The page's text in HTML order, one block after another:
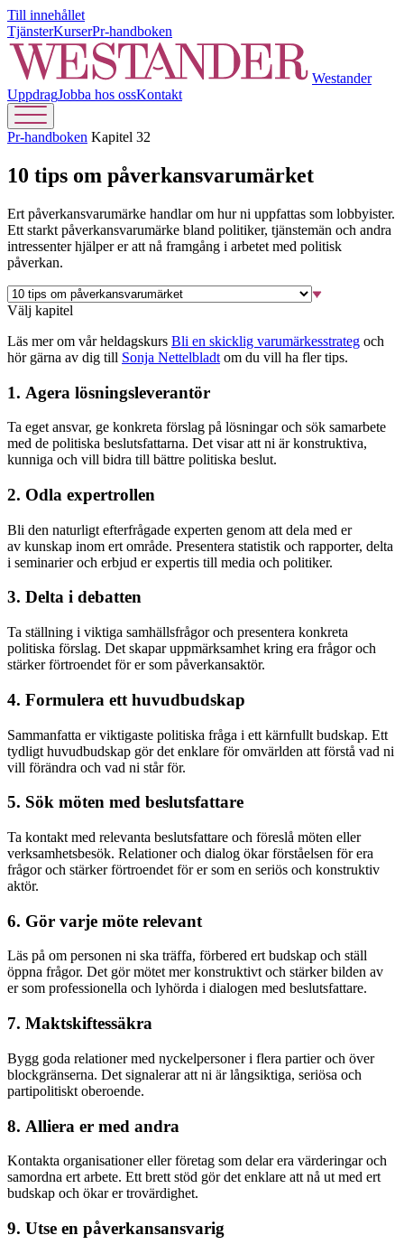
Till innehållet
TjänsterKurserPr-handboken
Westander
UppdragJobba hos ossKontakt
Pr-handboken Kapitel 32
10 tips om påverkansvarumärket
Ert påverkansvarumärke handlar om hur ni uppfattas som lobbyister.
Ett starkt påverkansvarumärke bland politiker, tjänstemän och andra
intressenter hjälper er att nå framgång i arbetet med politisk
påverkan.
Välj kapitel
Läs mer om vår heldagskurs Bli en skicklig varumärkesstrateg och
hör gärna av dig till Sonja Nettelbladt om du vill ha fler tips.
1. Agera lösningsleverantör
Ta eget ansvar, ge konkreta förslag på lösningar och sök samarbete
med de politiska beslutsfattarna. Det visar att ni är konstruktiva,
kunniga och vill bidra till bättre politiska beslut.
2. Odla expertrollen
Bli den naturligt efterfrågade experten genom att dela med er
av kunskap inom ert område. Presentera statistik och rapporter, delta
i seminarier och erbjud er expertis till media och politiker.
3. Delta i debatten
Ta ställning i viktiga samhällsfrågor och presentera konkreta
politiska förslag. Det skapar uppmärksamhet kring era frågor och
stärker förtroendet för er som påverkansaktör.
4. Formulera ett huvudbudskap
Sammanfatta er viktigaste politiska fråga i ett kärnfullt budskap. Ett
tydligt huvudbudskap gör det enklare för omvärlden att förstå vad ni
vill förändra och vad ni står för.
5. Sök möten med beslutsfattare
Ta kontakt med relevanta beslutsfattare och föreslå möten eller
verksamhetsbesök. Relationer och dialog ökar förståelsen för era
frågor och stärker förtroendet för er som en seriös och konstruktiv
aktör.
6. Gör varje möte relevant
Läs på om personen ni ska träffa, förbered ert budskap och ställ
öppna frågor. Det gör mötet mer konstruktivt och stärker bilden av
er som professionella och lyhörda i dialogen med beslutsfattare.
7. Maktskiftessäkra
Bygg goda relationer med nyckelpersoner i flera partier och över
blockgränserna. Det signalerar att ni är långsiktiga, seriösa och
partipolitiskt oberoende.
8. Alliera er med andra
Kontakta organisationer eller företag som delar era värderingar och
samordna ert arbete. Ett brett stöd gör det enklare att nå ut med ert
budskap och ökar er trovärdighet.
9. Utse en påverkansansvarig